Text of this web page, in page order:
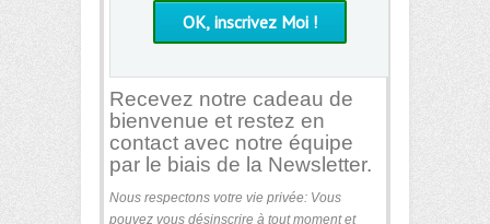
Recevez notre cadeau de
bienvenue et restez en
contact avec notre équipe
par le biais de la Newsletter.
Nous respectons votre vie privée: Vous
pouvez vous désinscrire à tout moment et